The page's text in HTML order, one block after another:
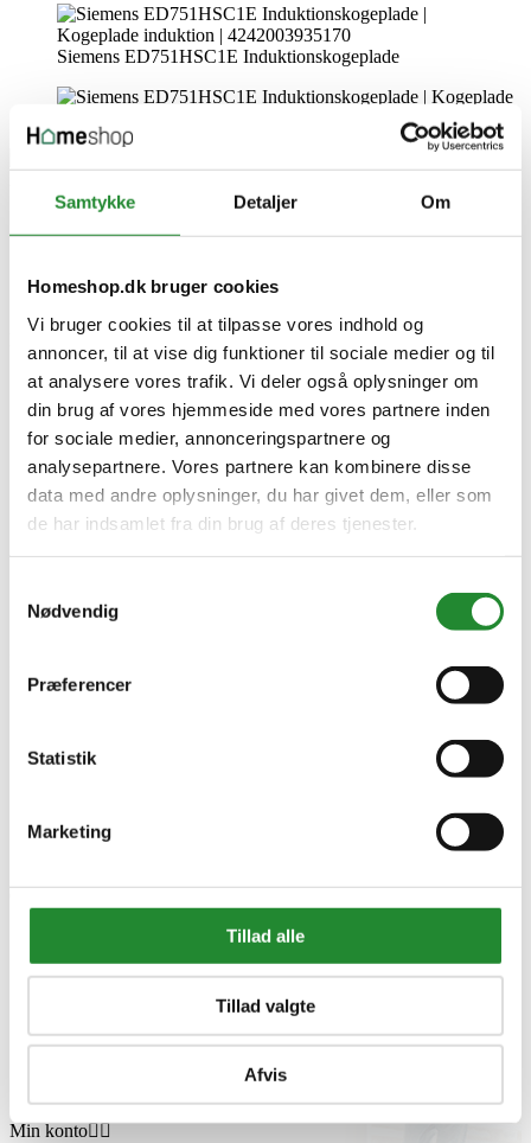
Samtykke Detaljer Om
Homeshop.dk bruger cookies
Vi bruger cookies til at tilpasse vores indhold og
annoncer, til at vise dig funktioner til sociale medier og til
at analysere vores trafik. Vi deler også oplysninger om
din brug af vores hjemmeside med vores partnere inden
for sociale medier, annonceringspartnere og
analysepartnere. Vores partnere kan kombinere disse
data med andre oplysninger, du har givet dem, eller som
de har indsamlet fra din brug af deres tjenester.
Nødvendig
Præferencer
Statistik
Marketing
Tillad alle
Tillad valgte
Afvis
Siemens ED751HSC1E Induktionskogeplade
Siemens ED751HSC1E
Induktionskogeplade
DKK 7.999,00
Cookie- og privatlivspolitik
Gavekort
Grill Event - Nordens Største
Kontakt os
Avis
Min konto